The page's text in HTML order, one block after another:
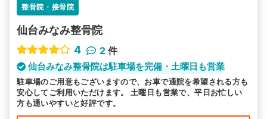
整骨院・接骨院
仙台みなみ整骨院
4
2 件
仙台みなみ整骨院は駐車場を完備・土曜日も営業
駐車場のご用意もございますので、お車で通院を希望される方も
安心してご利用いただけます。 土曜日も営業で、平日お忙しい
方も通いやすいと好評です。